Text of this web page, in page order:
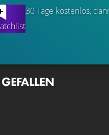
30 Tage kostenlos,